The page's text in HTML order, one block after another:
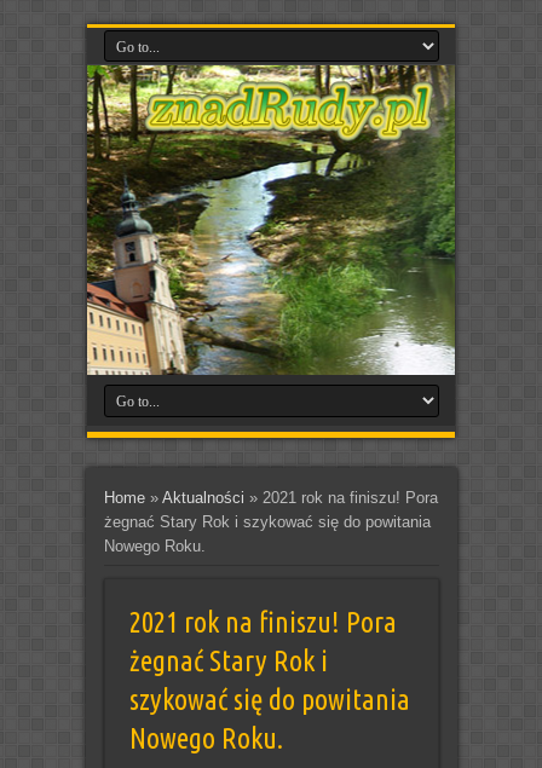
Home» Aktualności » 2021 rok na finiszu! Pora
żegnać Stary Rok i szykować się do powitania
Nowego Roku.
2021 rok na finiszu! Pora
żegnać Stary Rok i
szykować się do powitania
Nowego Roku.